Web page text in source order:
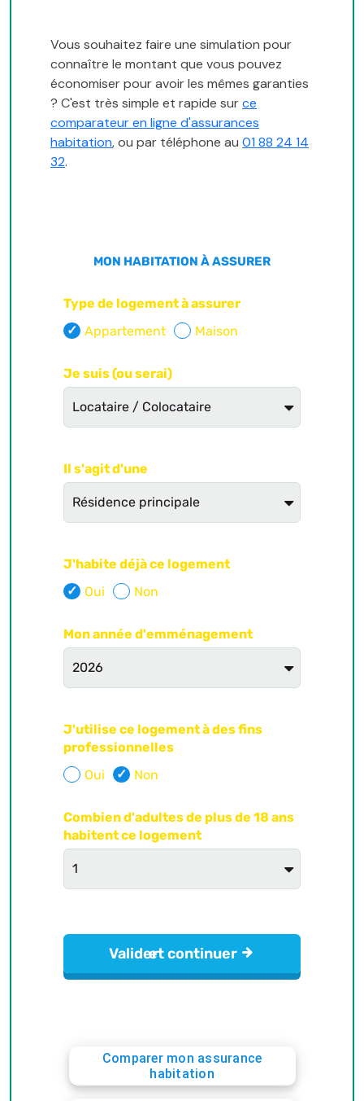
Vous souhaitez faire une simulation pour
connaître le montant que vous pouvez
économiser pour avoir les mêmes garanties
? C'est très simple et rapide surce
comparateur en ligne d'assurances
habitation, ou par téléphone au 01 88 24 14
32.
Comparer mon assurance
habitation